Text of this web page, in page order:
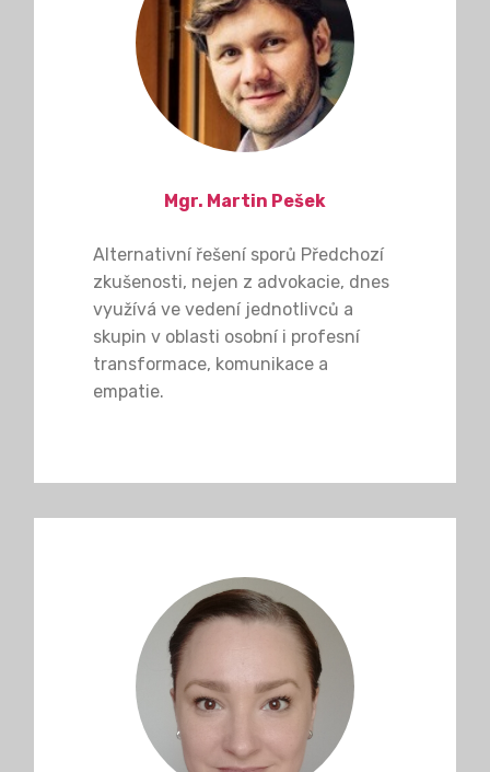
Mgr. Martin Pešek
Alternativní řešení sporů Předchozí
zkušenosti, nejen z advokacie, dnes
využívá ve vedení jednotlivců a
skupin v oblasti osobní i profesní
transformace, komunikace a
empatie.